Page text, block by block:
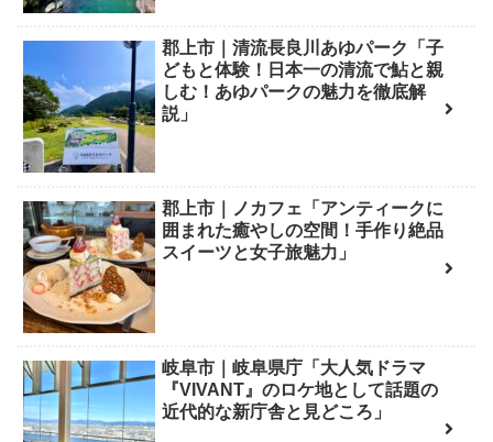
郡上市｜清流長良川あゆパーク「子
どもと体験！日本一の清流で鮎と親
しむ！あゆパークの魅力を徹底解
説」
郡上市｜ノカフェ「アンティークに
囲まれた癒やしの空間！手作り絶品
スイーツと女子旅魅力」
岐阜市｜岐阜県庁「大人気ドラマ
『VIVANT』のロケ地として話題の
近代的な新庁舎と見どころ」